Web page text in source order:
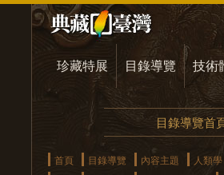
珍藏特展 目錄導覽 技術
目錄導覽首
首頁 目錄導覽 內容主題 人類學